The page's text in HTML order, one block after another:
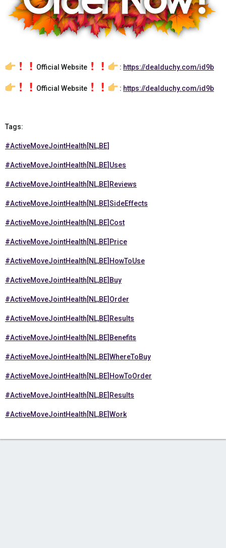
Official Website : https://dealduchy.com/id9b
Official Website : https://dealduchy.com/id9b
Tags:
#ActiveMoveJointHealth[NL,BE]
#ActiveMoveJointHealth[NL,BE]Uses
#ActiveMoveJointHealth[NL,BE]Reviews
#ActiveMoveJointHealth[NL,BE]SideEffects
#ActiveMoveJointHealth[NL,BE]Cost
#ActiveMoveJointHealth[NL,BE]Price
#ActiveMoveJointHealth[NL,BE]HowToUse
#ActiveMoveJointHealth[NL,BE]Buy
#ActiveMoveJointHealth[NL,BE]Order
#ActiveMoveJointHealth[NL,BE]Results
#ActiveMoveJointHealth[NL,BE]Benefits
#ActiveMoveJointHealth[NL,BE]WhereToBuy
#ActiveMoveJointHealth[NL,BE]HowToOrder
#ActiveMoveJointHealth[NL,BE]Results
#ActiveMoveJointHealth[NL,BE]Work